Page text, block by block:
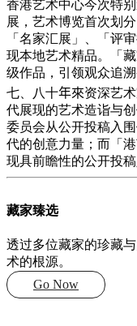
香港艺术中心今次特
展，艺术博览首次划
「名家汇展」、「评
现本地艺术精品。「
级作品，引领观众追
七、八十年來资深艺
代展现的艺术造诣与
委员会从公开投稿入
代的创意力量；而「
现具前瞻性的公开投
藏家臻选
透过多位藏家的珍藏
术的根源。
Go Now